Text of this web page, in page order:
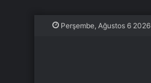
Perşembe, Ağustos 6 2026